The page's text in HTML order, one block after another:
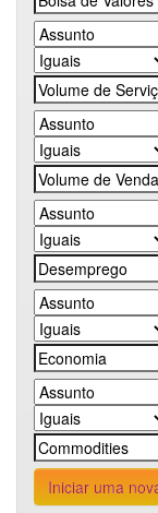
Iniciar uma